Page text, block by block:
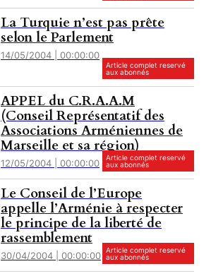
La Turquie n’est pas prête
selon le Parlement
14/05/2004 | 00:00:00
Article complet reservé
aux abonnés
APPEL du C.R.A.A.M
(Conseil Représentatif des
Associations Arméniennes de
Marseille et sa région)
12/05/2004 | 00:00:00
Article complet reservé
aux abonnés
Le Conseil de l’Europe
appelle l’Arménie à respecter
le principe de la liberté de
rassemblement
30/04/2004 | 00:00:00 Article complet reservé
aux abonnés